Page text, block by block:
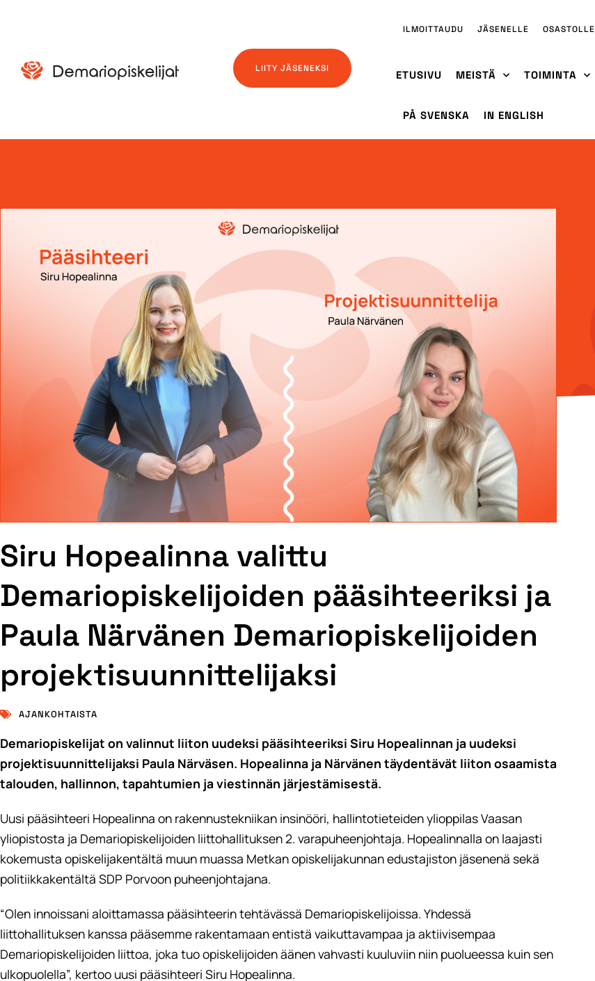
LIITY JÄSENEKSI
ILMOITTAUDU JÄSENELLE OSASTOLLE
ETUSIVU MEISTÄ TOIMINTA
PÅ SVENSKA IN ENGLISH
Siru Hopealinna valittu
Demariopiskelijoiden pääsihteeriksi ja
Paula Närvänen Demariopiskelijoiden
projektisuunnittelijaksi
AJANKOHTAISTA
Demariopiskelijat on valinnut liiton uudeksi pääsihteeriksi Siru Hopealinnan ja uudeksi
projektisuunnittelijaksi Paula Närväsen. Hopealinna ja Närvänen täydentävät liiton osaamista
talouden, hallinnon, tapahtumien ja viestinnän järjestämisestä.
Uusi pääsihteeri Hopealinna on rakennustekniikan insinööri, hallintotieteiden ylioppilas Vaasan
yliopistosta ja Demariopiskelijoiden liittohallituksen 2. varapuheenjohtaja. Hopealinnalla on laajasti
kokemusta opiskelijakentältä muun muassa Metkan opiskelijakunnan edustajiston jäsenenä sekä
politiikkakentältä SDP Porvoon puheenjohtajana.
“Olen innoissani aloittamassa pääsihteerin tehtävässä Demariopiskelijoissa. Yhdessä
liittohallituksen kanssa pääsemme rakentamaan entistä vaikuttavampaa ja aktiivisempaa
Demariopiskelijoiden liittoa, joka tuo opiskelijoiden äänen vahvasti kuuluviin niin puolueessa kuin sen
ulkopuolella”, kertoo uusi pääsihteeri Siru Hopealinna.